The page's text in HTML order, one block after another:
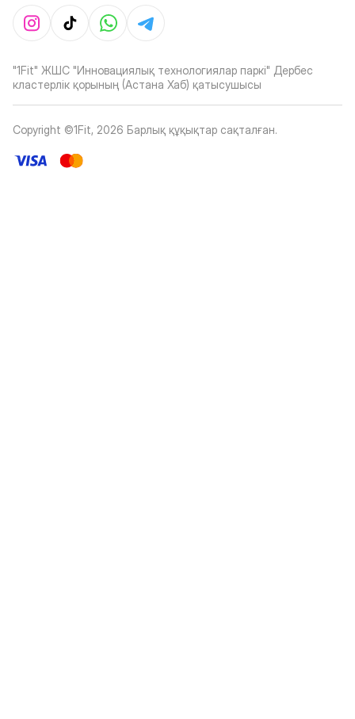
"1Fit" ЖШС "Инновациялық технологиялар паркі" Дербес
кластерлік қорының (Астана Хаб) қатысушысы
Copyright ©1Fit, 2026 Барлық құқықтар сақталған.